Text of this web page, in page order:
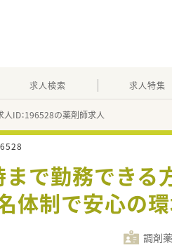
求人検索 求人特集
人ID：196528の薬剤師求人
まで勤務でき
体制で安心の
調剤